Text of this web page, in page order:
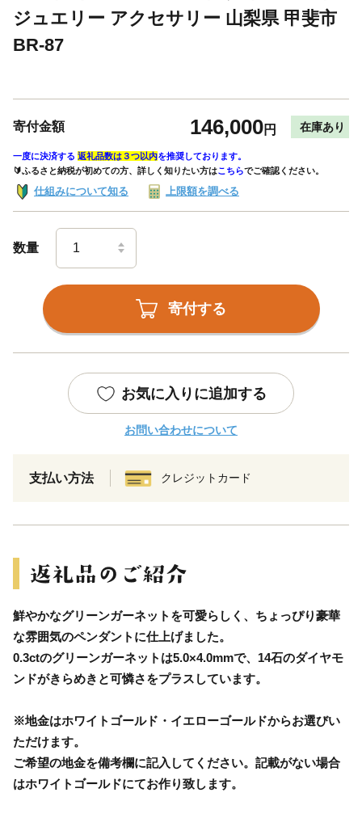
ジュエリー アクセサリー 山梨県 甲斐市
BR-87
寄付金額 146,000円 在庫あり
一度に決済する 返礼品数は３つ以内を推奨しております。
🔰ふるさと納税が初めての方、詳しく知りたい方はこちらでご確認ください。
仕組みについて知る 上限額を調べる
数量
寄付する
お気に入りに追加する
お問い合わせについて
支払い方法 クレジットカード
鮮やかなグリーンガーネットを可愛らしく、ちょっぴり豪華
な雰囲気のペンダントに仕上げました。
0.3ctのグリーンガーネットは5.0×4.0mmで、14石のダイヤモ
ンドがきらめきと可憐さをプラスしています。
※地金はホワイトゴールド・イエローゴールドからお選びい
ただけます。
ご希望の地金を備考欄に記入してください。記載がない場合
はホワイトゴールドにてお作り致します。